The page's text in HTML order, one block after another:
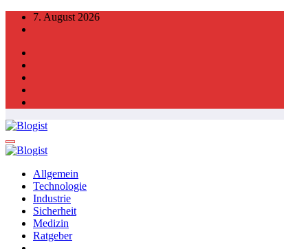
Zum
Inhalt
7. August 2026
Allgemein
Technologie
Industrie
Sicherheit
Medizin
Ratgeber